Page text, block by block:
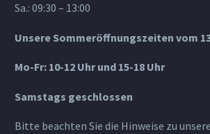
Sa.: 09:30 – 13:00
Unsere Sommeröffnungszeiten vom
Mo-Fr: 10-12 Uhr und 15-18 Uhr
Samstags geschlossen
Bitte beachten Sie die Hinweise zu